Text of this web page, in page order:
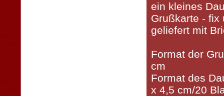
ein kleines
Grußkarte - fix
geliefert mit
Format der
cm
Format des
x 4,5 cm/20